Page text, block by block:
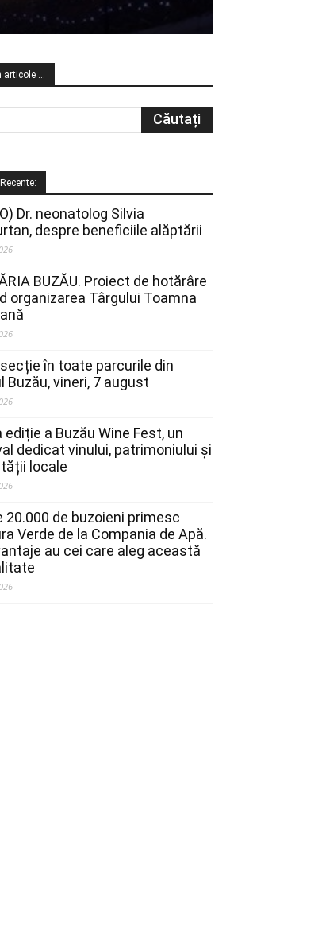
…
Dr. neonatolog Silvia
despre beneficiile alăptării
BUZĂU. Proiect de hotărâre
organizarea Târgului Toamna
în toate parcurile din
Buzău, vineri, 7 august
ediție a Buzău Wine Fest, un
dedicat vinului, patrimoniului și
locale
20.000 de buzoieni primesc
Verde de la Compania de Apă.
au cei care aleg această